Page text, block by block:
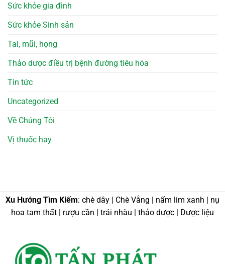
Sức khỏe gia đình
Sức khỏe Sinh sản
Tai, mũi, họng
Thảo dược điều trị bệnh đường tiêu hóa
Tin tức
Uncategorized
Về Chúng Tôi
Vị thuốc hay
Xu Hướng Tìm Kiếm: chè dây | Chè Vằng | nấm lim xanh | nụ
hoa tam thất | rượu cần | trái nhàu | thảo dược | Dược liệu